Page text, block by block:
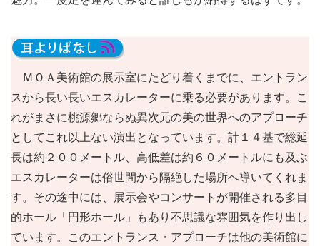
ＭＯＡ美術館の展示室にたどり着くまでに、エントラン
スから長い長いエスカレーターに乗る必要があります。こ
れがまさに桃源郷ならぬ異次元の美の世界へのアプローチ
としてこれ以上ない演出となっています。計１４基で総延
長は約２００メートル、高低差は約６０メートルにも及ぶ
エスカレーターは俗世間から隔絶した場所へ導いてくれま
す。その途中には、展示会やコンサートが開催される多目
的ホール「円形ホール」もあり不思議な雰囲気を作り出し
ています。このエントランス・アプローチは他の美術館に